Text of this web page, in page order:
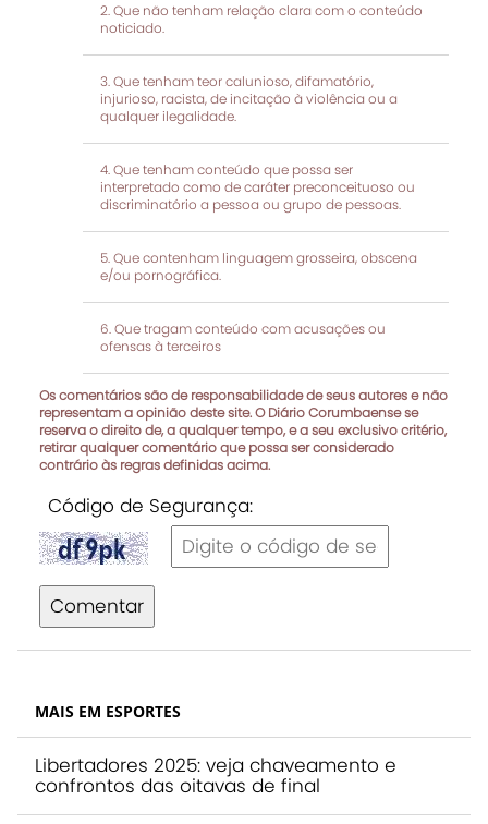
Que não tenham relação clara com o conteúdo
noticiado.
Que tenham teor calunioso, difamatório,
injurioso, racista, de incitação à violência ou a
qualquer ilegalidade.
Que tenham conteúdo que possa ser
interpretado como de caráter preconceituoso ou
discriminatório a pessoa ou grupo de pessoas.
Que contenham linguagem grosseira, obscena
e/ou pornográfica.
Que tragam conteúdo com acusações ou
ofensas à terceiros
Os comentários são de responsabilidade de seus autores e não
representam a opinião deste site. O Diário Corumbaense se
reserva o direito de, a qualquer tempo, e a seu exclusivo critério,
retirar qualquer comentário que possa ser considerado
contrário às regras definidas acima.
Código de Segurança:
Comentar
MAIS EM ESPORTES
Libertadores 2025: veja chaveamento e
confrontos das oitavas de final